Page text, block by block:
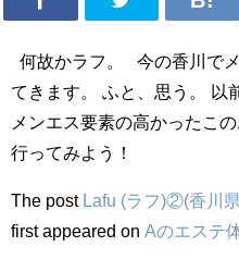
何故かラフ。 今の香川で
てきます。 ふと、思う。 以
メンエス要素の高かったこ
行ってみよう！
The post
Lafu (ラフ)②(香川
first appeared on Aのエステ